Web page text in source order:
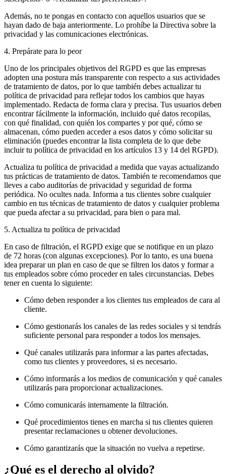
Además, no te pongas en contacto con aquellos usuarios que se
hayan dado de baja anteriormente. Lo prohíbe la Directiva sobre la
privacidad y las comunicaciones electrónicas.
4. Prepárate para lo peor
Uno de los principales objetivos del RGPD es que las empresas
adopten una postura más transparente con respecto a sus actividades
de tratamiento de datos, por lo que también debes actualizar tu
política de privacidad para reflejar todos los cambios que hayas
implementado. Redacta de forma clara y precisa. Tus usuarios deben
encontrar fácilmente la información, incluido qué datos recopilas,
con qué finalidad, con quién los compartes y por qué, cómo se
almacenan, cómo pueden acceder a esos datos y cómo solicitar su
eliminación (puedes encontrar la lista completa de lo que debe
incluir tu política de privacidad en los artículos 13 y 14 del RGPD).
Actualiza tu política de privacidad a medida que vayas actualizando
tus prácticas de tratamiento de datos. También te recomendamos que
lleves a cabo auditorías de privacidad y seguridad de forma
periódica. No ocultes nada. Informa a tus clientes sobre cualquier
cambio en tus técnicas de tratamiento de datos y cualquier problema
que pueda afectar a su privacidad, para bien o para mal.
5. Actualiza tu política de privacidad
En caso de filtración, el RGPD exige que se notifique en un plazo
de 72 horas (con algunas excepciones). Por lo tanto, es una buena
idea preparar un plan en caso de que se filtren los datos y formar a
tus empleados sobre cómo proceder en tales circunstancias. Debes
tener en cuenta lo siguiente:
Cómo deben responder a los clientes tus empleados de cara al
cliente.
Cómo gestionarás los canales de las redes sociales y si tendrás
suficiente personal para responder a todos los mensajes.
Qué canales utilizarás para informar a las partes afectadas,
como tus clientes y proveedores, si es necesario.
Cómo informarás a los medios de comunicación y qué canales
utilizarás para proporcionar actualizaciones.
Cómo comunicarás internamente la filtración.
Qué procedimientos tienes en marcha si tus clientes quieren
presentar reclamaciones u obtener devoluciones.
Cómo garantizarás que la situación no vuelva a repetirse.
¿Qué es el derecho al olvido?